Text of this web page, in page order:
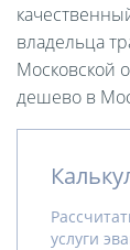
владельца
Московской
дешево в
услуги